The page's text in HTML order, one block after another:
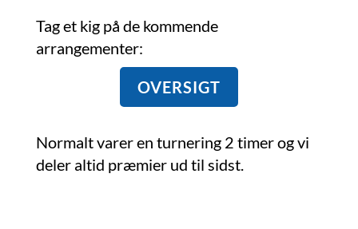
Tag et kig på de kommende
arrangementer:
OVERSIGT
Normalt varer en turnering 2 timer og vi
deler altid præmier ud til sidst.